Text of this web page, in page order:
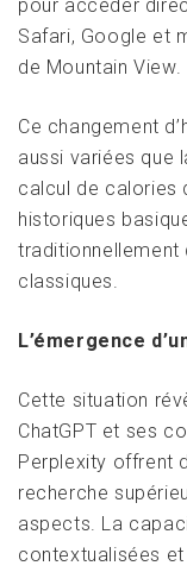
pour accéder
Safari, Google et
de Mountain View.
Ce changement
aussi variées que
calcul de calories
historiques
traditionnellement
classiques.
L’émergence
Cette situation
ChatGPT et ses
Perplexity offrent
recherche
aspects. La
contextualisées et